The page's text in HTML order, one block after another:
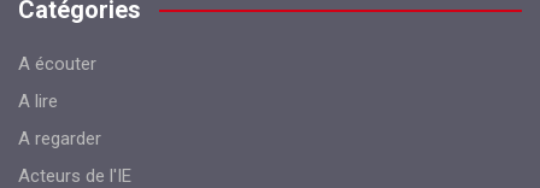
Catégories
A écouter
A lire
A regarder
Acteurs de l'IE